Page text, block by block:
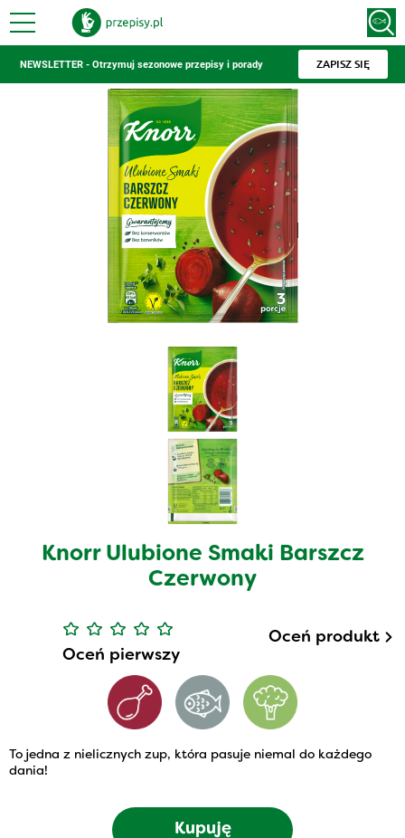
NEWSLETTER - Otrzymuj sezonowe przepisy i porady ZAPISZ SIĘ
Knorr Ulubione Smaki Barszcz
Czerwony
Oceń pierwszy
Oceń produkt
To jedna z nielicznych zup, która pasuje niemal do każdego
dania!
Kupuję